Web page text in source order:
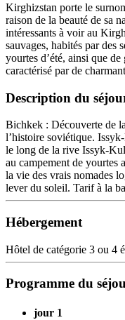
Kirghizstan porte le
raison de la beauté de sa
intéressants à voir au
sauvages, habités par des
yourtes d’été, ainsi que
caractérisé par de
Description du
Bichkek : Découverte de
l’histoire soviétique.
le long de la rive Issyk-
au campement de
la vie des vrais nomades
lever du soleil. Tarif à la
Hébergement
Hôtel de catégorie 3 ou 4
Programme du
jour 1